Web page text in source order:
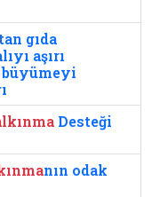
gıda
aşırı
Desteği
nın odak